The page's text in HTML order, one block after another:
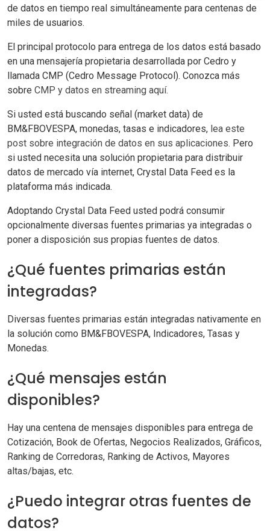
de datos en tiempo real simultáneamente para centenas de
miles de usuarios.
El principal protocolo para entrega de los datos está basado
en una mensajería propietaria desarrollada por Cedro y
llamada CMP (Cedro Message Protocol). Conozca más
sobre CMP y datos en streaming aquí.
Si usted está buscando señal (market data) de
BM&FBOVESPA, monedas, tasas e indicadores, lea este
post sobre integración de datos en sus aplicaciones. Pero
si usted necesita una solución propietaria para distribuir
datos de mercado vía internet, Crystal Data Feed es la
plataforma más indicada.
Adoptando Crystal Data Feed usted podrá consumir
opcionalmente diversas fuentes primarias ya integradas o
poner a disposición sus propias fuentes de datos.
¿Qué fuentes primarias están
integradas?
Diversas fuentes primarias están integradas nativamente en
la solución como BM&FBOVESPA, Indicadores, Tasas y
Monedas.
¿Qué mensajes están
disponibles?
Hay una centena de mensajes disponibles para entrega de
Cotización, Book de Ofertas, Negocios Realizados, Gráficos,
Ranking de Corredoras, Ranking de Activos, Mayores
altas/bajas, etc.
¿Puedo integrar otras fuentes de
datos?